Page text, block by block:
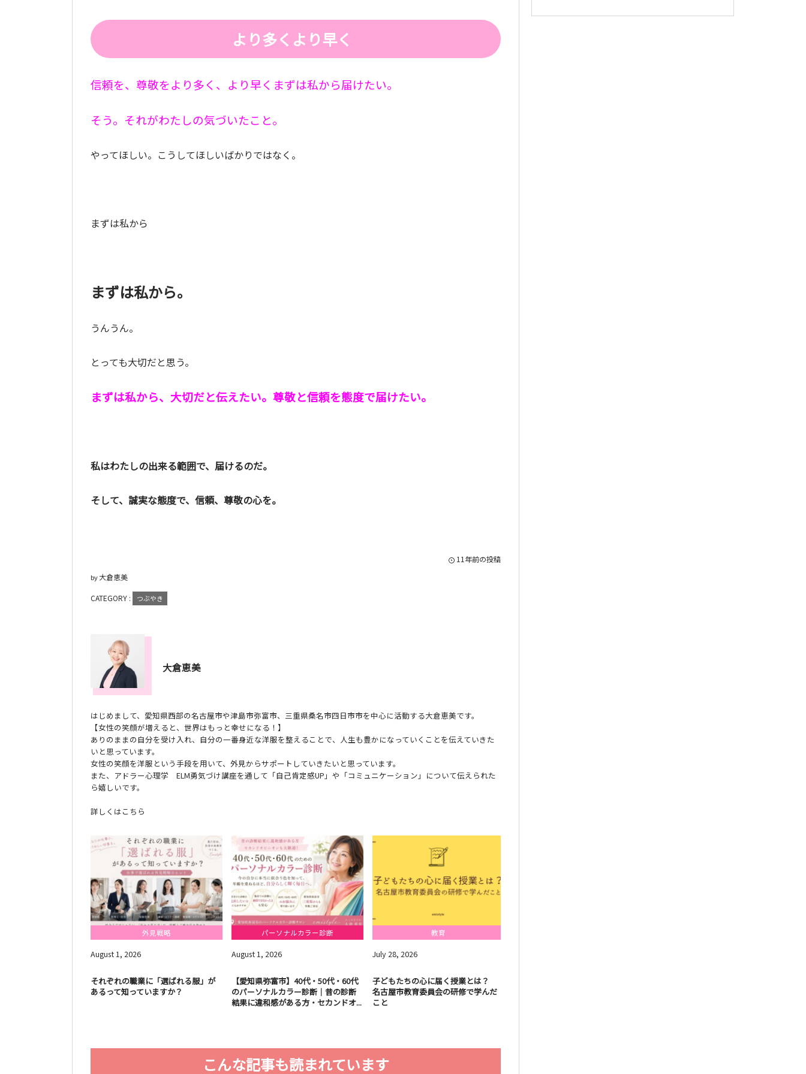
より多くより早く
信頼を、尊敬をより多く、より早くまずは私から届けたい。
そう。それがわたしの気づいたこと。
やってほしい。こうしてほしいばかりではなく。
まずは私から
まずは私から。
うんうん。
とっても大切だと思う。
まずは私から、大切だと伝えたい。尊敬と信頼を態度で届けたい。
私はわたしの出来る範囲で、届けるのだ。
そして、誠実な態度で、信頼、尊敬の心を。
11年前の投稿
by大倉恵美
CATEGORY : つぶやき
大倉恵美
はじめまして、愛知県西部の名古屋市や津島市弥富市、三重県桑名市四日市市を中心に活動する大倉恵美です。
【女性の笑顔が増えると、世界はもっと幸せになる！】
ありのままの自分を受け入れ、自分の一番身近な洋服を整えることで、人生も豊かになっていくことを伝えていきた
いと思っています。
女性の笑顔を洋服という手段を用いて、外見からサポートしていきたいと思っています。
また、アドラー心理学 ELM勇気づけ講座を通して「自己肯定感UP」や「コミュニケーション」について伝えられた
ら嬉しいです。
詳しくはこちら
外見戦略
August1, 2026
それぞれの職業に「選ばれる服」が
あるって知っていますか？
パーソナルカラー診断
August1, 2026
【愛知県弥富市】40代・50代・60代
のパーソナルカラー診断｜昔の診断
結果に違和感がある方・セカンドオ...
教育
July28, 2026
子どもたちの心に届く授業とは？
名古屋市教育委員会の研修で学んだ
こと
大倉恵美の記事一覧
こんな記事も読まれています